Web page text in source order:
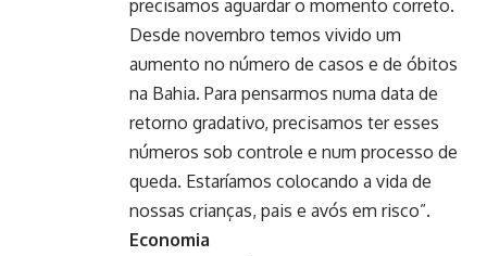
precisamos aguardar o momento correto.
Desde novembro temos vivido um
aumento no número de casos e de óbitos
na Bahia. Para pensarmos numa data de
retorno gradativo, precisamos ter esses
números sob controle e num processo de
queda. Estaríamos colocando a vida de
nossas crianças, pais e avós em risco”.
Economia